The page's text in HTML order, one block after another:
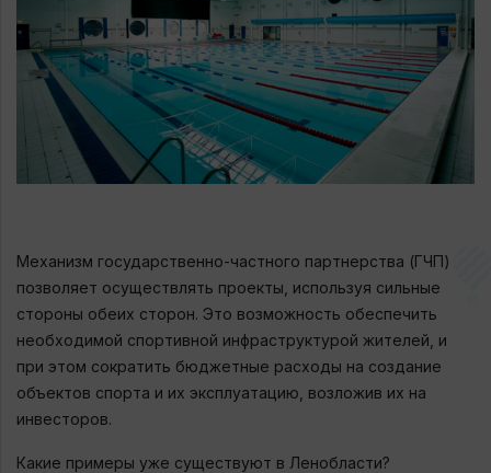
Механизм государственно-частного партнерства (ГЧП)
позволяет осуществлять проекты, используя сильные
стороны обеих сторон. Это возможность обеспечить
необходимой спортивной инфраструктурой жителей, и
при этом сократить бюджетные расходы на создание
объектов спорта и их эксплуатацию, возложив их на
инвесторов.
Какие примеры уже существуют в Ленобласти?